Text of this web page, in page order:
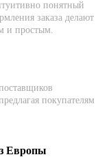
понятный
заказа делают
и простым.
покупателям
Европы